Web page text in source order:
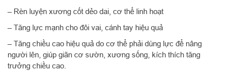
– Rèn luyện xương cốt dẻo dai, cơ thể linh hoạt
– Tăng lực mạnh cho đôi vai, cánh tay hiệu quả
– Tăng chiều cao hiệu quả do cơ thể phải dùng lực để nâng
người lên, giúp giãn cơ sườn, xương sống, kích thích tăng
trưởng chiều cao.